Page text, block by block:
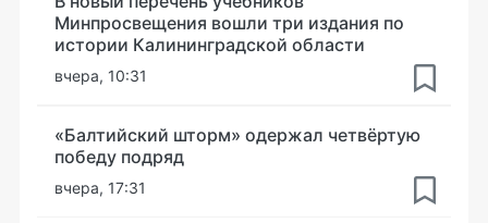
Минпросвещения вошли три издания по
истории Калининградской области
вчера, 10:31
«Балтийский шторм» одержал четвёртую
победу подряд
вчера, 17:31